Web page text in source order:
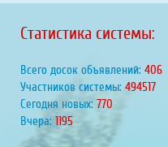
Статистика системы:
Всего досок объявлений: 451
Участников системы: 549346
Сегодня новых: 855
Вчера: 1327